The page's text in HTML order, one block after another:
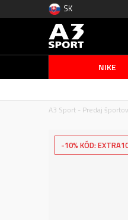
SK
NIKE
A3 Sport - Predaj
-10% KÓD: